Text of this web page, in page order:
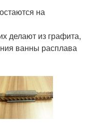
на
делают из графита,
ванны расплава